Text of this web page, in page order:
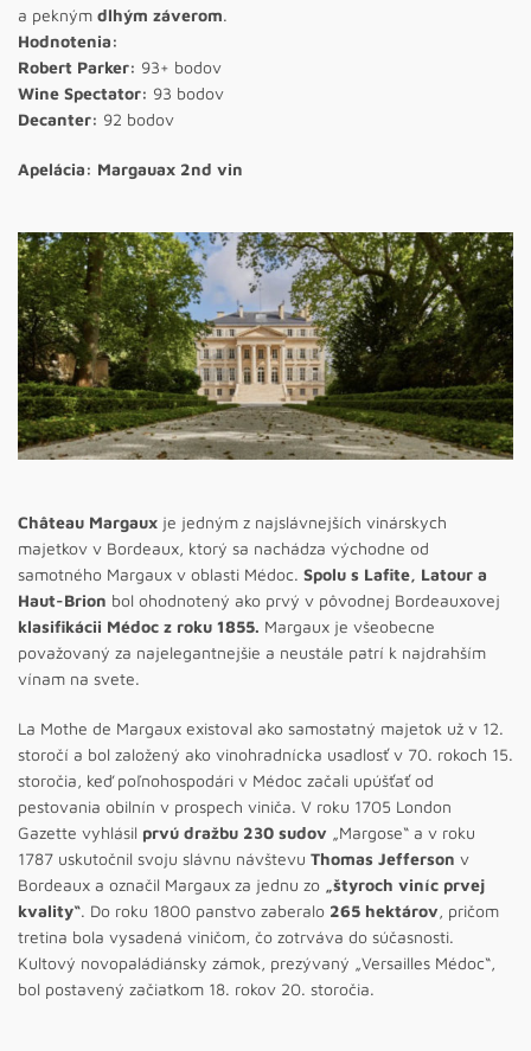
a pekným dlhým záverom.
Hodnotenia:
Robert Parker: 93+ bodov
Wine Spectator: 93 bodov
Decanter: 92 bodov
Apelácia: Margauax 2nd vin
Château Margaux je jedným z najslávnejších vinárskych
majetkov v Bordeaux, ktorý sa nachádza východne od
samotného Margaux v oblasti Médoc. Spolu s Lafite, Latour a
Haut-Brion bol ohodnotený ako prvý v pôvodnej Bordeauxovej
klasifikácii Médoc z roku 1855. Margaux je všeobecne
považovaný za najelegantnejšie a neustále patrí k najdrahším
vínam na svete.
La Mothe de Margaux existoval ako samostatný majetok už v 12.
storočí a bol založený ako vinohradnícka usadlosť v 70. rokoch 15.
storočia, keď poľnohospodári v Médoc začali upúšťať od
pestovania obilnín v prospech viniča. V roku 1705 London
Gazette vyhlásil prvú dražbu 230 sudov „Margose“ a v roku
1787 uskutočnil svoju slávnu návštevu Thomas Jefferson v
Bordeaux a označil Margaux za jednu zo „štyroch viníc prvej
kvality“. Do roku 1800 panstvo zaberalo 265 hektárov, pričom
tretina bola vysadená viničom, čo zotrváva do súčasnosti.
Kultový novopaládiánsky zámok, prezývaný „Versailles Médoc“,
bol postavený začiatkom 18. rokov 20. storočia.